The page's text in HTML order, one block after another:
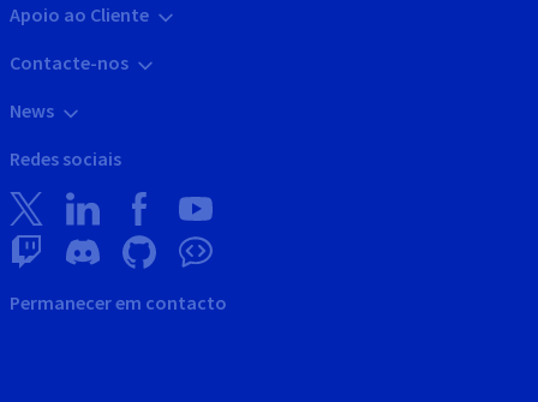
Apoio ao Cliente
Contacte-nos
News
Redes sociais
Permanecer em contacto